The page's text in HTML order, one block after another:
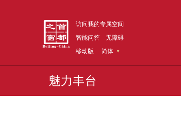
访问我的专属空间
智能问答
无障碍
移动版
简体
魅力丰台